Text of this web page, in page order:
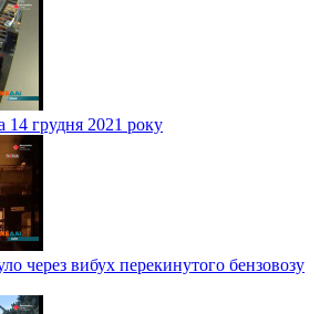
14 грудня 2021 року
через вибух перекинутого бензовозу